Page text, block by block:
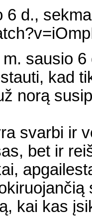
6 d.,
sausio 6
kad
norą
svarbi ir
bet ir
kai kas